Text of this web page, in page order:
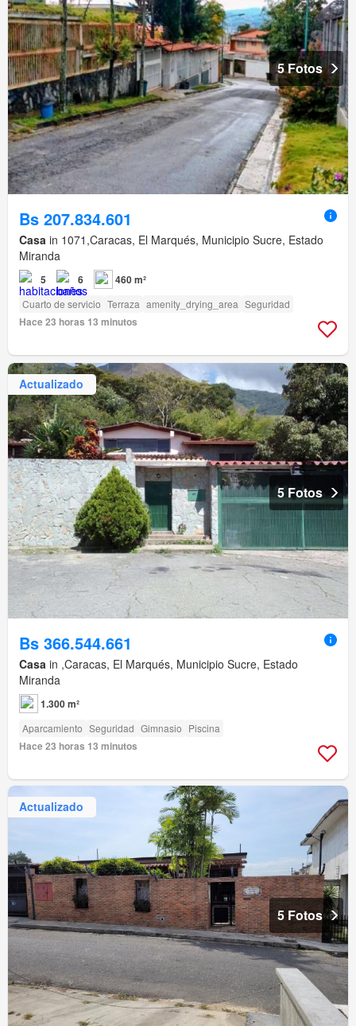
5 Fotos
Bs 207.834.601
Casa in 1071,Caracas, El Marqués, Municipio Sucre, Estado
Miranda
5 6 460 m²
Cuarto de servicio Terraza amenity_drying_area Seguridad
Hace 23 horas 13 minutos
Actualizado
5 Fotos
Bs 366.544.661
Casa in ,Caracas, El Marqués, Municipio Sucre, Estado
Miranda
1.300 m²
Aparcamiento Seguridad Gimnasio Piscina
Hace 23 horas 13 minutos
Actualizado
5 Fotos